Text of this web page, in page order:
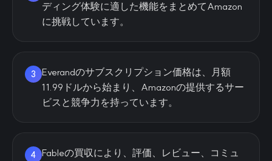
ディング体験に適した機能をまとめてAmazon
に挑戦しています。
3
Everandのサブスクリプション価格は、月額
11.99ドルから始まり、Amazonの提供するサー
ビスと競争力を持っています。
4 Fableの買収により、評価、レビュー、コミュ